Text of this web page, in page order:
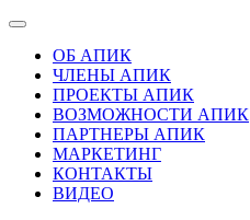
ОБ АПИК
ЧЛЕНЫ АПИК
ПРОЕКТЫ АПИК
ВОЗМОЖНОСТИ АПИК
ПАРТНЕРЫ АПИК
МАРКЕТИНГ
КОНТАКТЫ
ВИДЕО